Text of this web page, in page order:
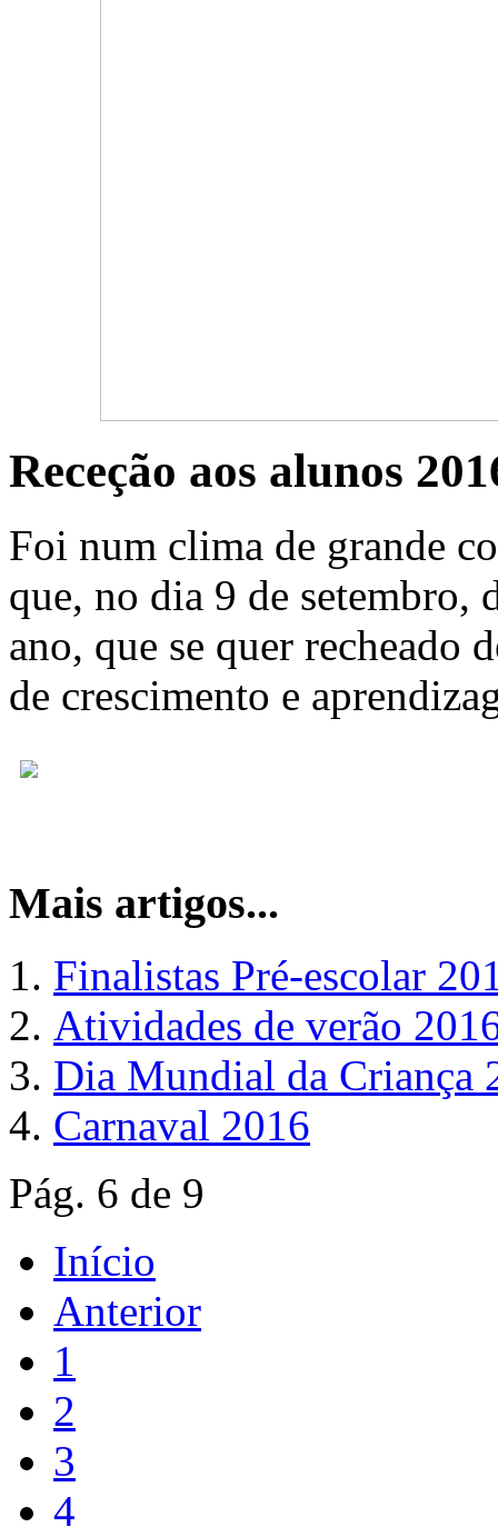
Receção aos alunos
Foi num clima de grande
que, no dia 9 de
ano, que se quer recheado
de crescimento e
Mais artigos...
Finalistas Pré-escolar
Atividades de verão
Dia Mundial da Criança
Carnaval 2016
Pág. 6 de 9
Início
Anterior
1
2
3
4